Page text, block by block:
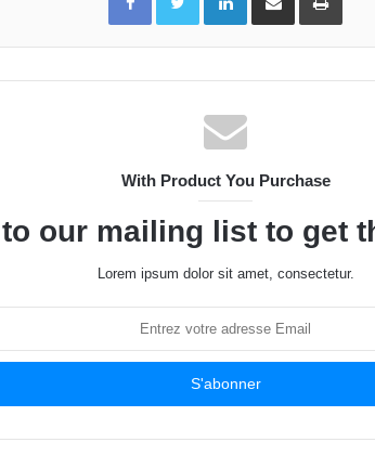
With Product You Purchase
our mailing list to get
Lorem ipsum dolor sit amet, consectetur.